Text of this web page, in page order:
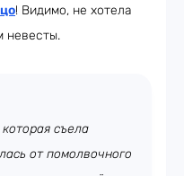
! Видимо, не хотела
невесты.
съела
от помолвочного